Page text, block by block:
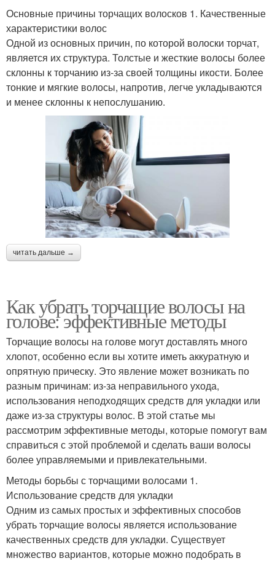
Основные причины торчащих волосков 1. Качественные
характеристики волос
Одной из основных причин, по которой волоски торчат,
является их структура. Толстые и жесткие волосы более
склонны к торчанию из-за своей толщины икости. Более
тонкие и мягкие волосы, напротив, легче укладываются
и менее склонны к непослушанию.
читать дальше →
Как убрать торчащие волосы на
голове: эффективные методы
Торчащие волосы на голове могут доставлять много
хлопот, особенно если вы хотите иметь аккуратную и
опрятную прическу. Это явление может возникать по
разным причинам: из-за неправильного ухода,
использования неподходящих средств для укладки или
даже из-за структуры волос. В этой статье мы
рассмотрим эффективные методы, которые помогут вам
справиться с этой проблемой и сделать ваши волосы
более управляемыми и привлекательными.
Методы борьбы с торчащими волосами 1.
Использование средств для укладки
Одним из самых простых и эффективных способов
убрать торчащие волосы является использование
качественных средств для укладки. Существует
множество вариантов, которые можно подобрать в